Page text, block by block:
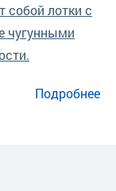
собой лотки с
чугунными
Подробнее
5/20…5/80